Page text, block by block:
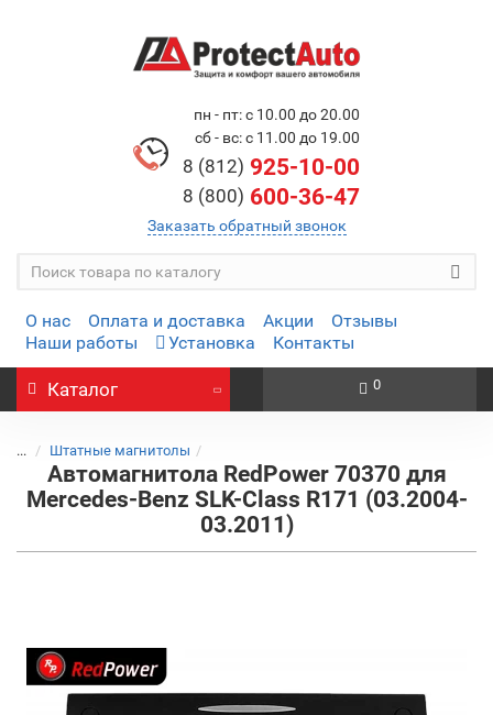
пн - пт: с 10.00 до 20.00
сб - вс: с 11.00 до 19.00
8 (812) 925-10-00
8 (800) 600-36-47
Заказать обратный звонок
О нас Оплата и доставка Акции
Отзывы
Наши работы
Установка Контакты
Каталог 0
... Штатные магнитолы
Автомагнитола RedPower 70370 для
Mercedes-Benz SLK-Class R171 (03.2004-
03.2011)